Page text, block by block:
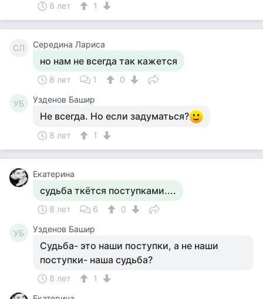
8 лет 1
СЛ Середина Лариса
но нам не всегда так кажется
8 лет 1 0
УБ Узденов Башир
Не всегда. Но если задуматься?
8 лет 1
Екатерина
судьба ткётся поступками....
8 лет 6 0
УБ Узденов Башир
Судьба- это наши поступки, а не наши
поступки- наша судьба?
8 лет
1